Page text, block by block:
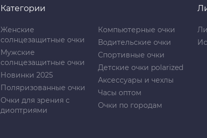
Категории
Женские
солнцезащитные очки
Мужские
солнцезащитные очки
Новинки 2025
Поляризованные очки
Очки для зрения с
диоптриями
Компьютерные очки
Водительские очки
Спортивные очки
Детские очки polarized
Аксессуары и чехлы
Часы оптом
Очки по городам